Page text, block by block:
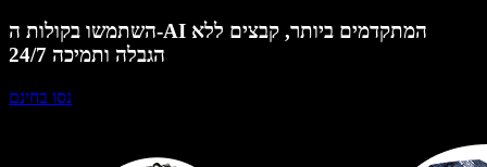
השתמשו בקולות ה-AI המתקדמים ביותר, קבצים ללא
הגבלה ותמיכה 24/7
נסו בחינם